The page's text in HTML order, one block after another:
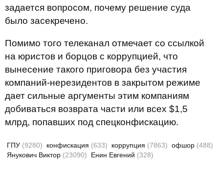
задается вопросом, почему решение суда
было засекречено.
Помимо того телеканал отмечает со ссылкой
на юристов и борцов с коррупцией, что
вынесение такого приговора без участия
компаний-нерезидентов в закрытом режиме
дает сильные аргументы этим компаниям
добиваться возврата части или всех $1,5
млрд, попавших под спецконфискацию.
ГПУ (9280) конфискация (633) коррупция (7863) офшор (488)
Янукович Виктор (23090) Енин Евгений (328)